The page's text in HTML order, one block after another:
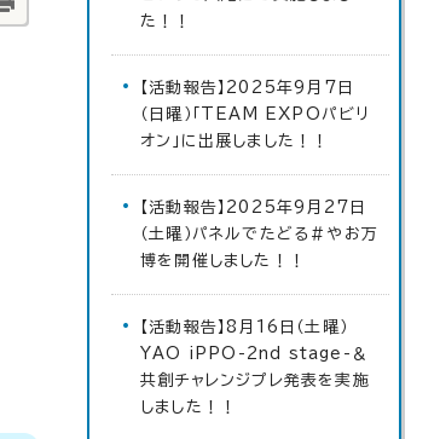
た！！
【活動報告】2025年9月7日
（日曜）「TEAM EXPOパビリ
オン」に出展しました！！
【活動報告】2025年9月27日
（土曜）パネルでたどる＃やお万
博を開催しました！！
【活動報告】8月16日（土曜）
YAO iPPO-2nd stage-＆
共創チャレンジプレ発表を実施
しました！！